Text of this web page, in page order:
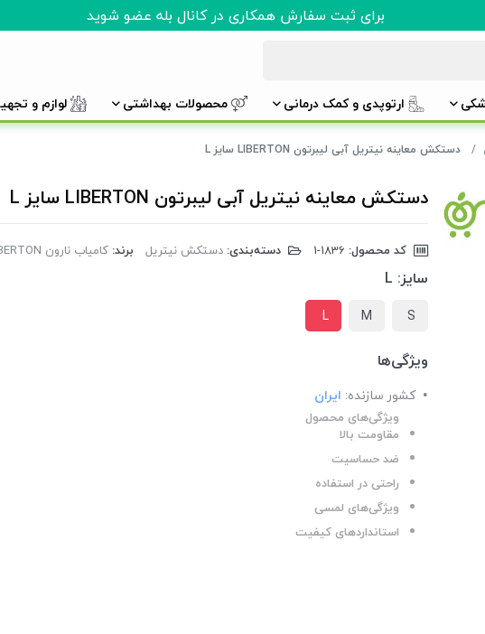
برای ثبت سفارش همکاری در کانال بله عضو شوید
ارتوپدی و کمک درمانی محصولات بهداشتی لوازم و
دستکش معاینه نیتریل آبی لیبرتون LIBERTON سایز L
دستکش معاینه نیتریل آبی لیبرتون LIBERTON سایز L
کد محصول: دسته‌بندی: دستکش نیتریل برند: کامیاب نارون LIBERTON
سایز: L
S
M
L
ویژگی‌ها
کشور سازنده: ایران
ویژگی‌های محصول
مقاومت بالا
ضد حساسیت
راحتی در استفاده
ویژگی‌های لمسی
استانداردهای کیفیت